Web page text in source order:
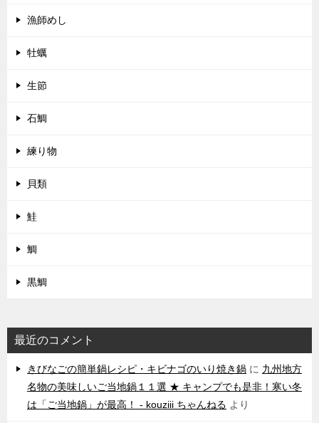
漁師めし
牡蠣
生節
石鯛
練り物
貝類
鮭
鯛
黒鯛
最近のコメント
きびなごの簡単鍋レシピ・キビナゴのいり焼き鍋 に 九州地方
名物の美味しいご当地鍋１１選 ★ キャンプでも是非！寒い冬
は「ご当地鍋」が最高！ - kouziii ちゃんねる より